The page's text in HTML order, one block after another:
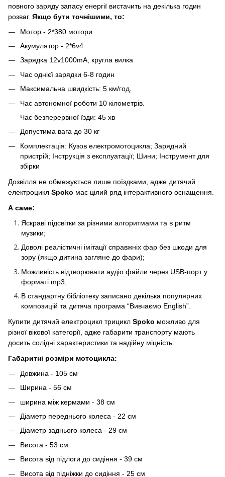
повного заряду запасу енергії вистачить на декілька годин
розваг. Якщо бути точнішими, то:
Мотор - 2*380 мотори
Акумулятор - 2*6v4
Зарядка 12v1000mA, кругла вилка
Час однієї зарядки 6-8 годин
Максимальна швидкість: 5 км/год.
Час автономної роботи 10 кілометрів.
Час безперервної їзди: 45 хв
Допустима вага до 30 кг
Комплектація: Кузов електромотоцикла; Зарядний
пристрій; Інструкція з експлуатації; Шини; Інструмент для
збірки
Дозвілля не обмежується лише поїздками, адже дитячий
електроцикл Spoko має цілий ряд інтерактивного оснащення.
А саме:
Яскраві підсвітки за різними алгоритмами та в ритм
музики;
Доволі реалістичні імітації справжніх фар без шкоди для
зору (якщо дитина загляне до фари);
Можливість відтворювати аудіо файли через USB-порт у
форматі mp3;
В стандартну бібліотеку записано декілька популярних
композицій та дитяча програма “Вивчаємо English”.
Купити дитячий електроцикл трицикл Spoko можливо для
різної вікової категорії, адже габарити транспорту мають
досить солідні характеристики та надійну міцність.
Габаритні розміри мотоцикла:
Довжина - 105 см
Ширина - 56 см
ширина між кермами - 38 см
Діаметр переднього колеса - 22 см
Діаметр заднього колеса - 29 см
Висота - 53 см
Висота від підлоги до сидіння - 39 см
Висота від підніжки до сидіння - 25 см